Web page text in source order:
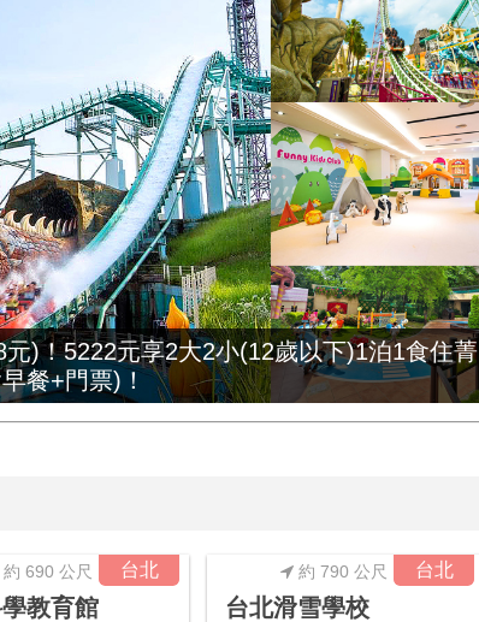
)！5222元享2大2小(12歲以下)1泊1食住菁
餐+門票)！
台北
約 690 公尺
教育館
台北
約 790 公尺
台北滑雪學校